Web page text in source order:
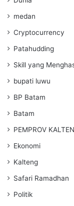
medan
Cryptocurrency
Patahudding
Skill yang
bupati luwu
BP Batam
Batam
PEMPROV
Ekonomi
Kalteng
Safari Ramadhan
Politik